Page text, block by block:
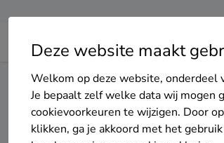
Deze website maakt
Welkom op deze website, onderdeel
Je bepaalt zelf welke data wij mogen
cookievoorkeuren te wijzigen. Door
klikken, ga je akkoord met het
Home Centrale verwarming